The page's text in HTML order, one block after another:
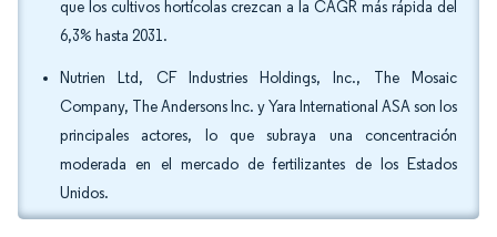
que los cultivos hortícolas crezcan a la CAGR más rápida del
6,3% hasta 2031.
Nutrien Ltd, CF Industries Holdings, Inc., The Mosaic
Company, The Andersons Inc. y Yara International ASA son los
principales actores, lo que subraya una concentración
moderada en el mercado de fertilizantes de los Estados
Unidos.